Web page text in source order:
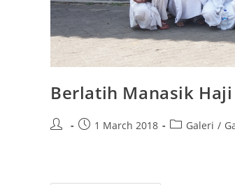
Berlatih Manasik Haji
1 March 2018 Galeri /